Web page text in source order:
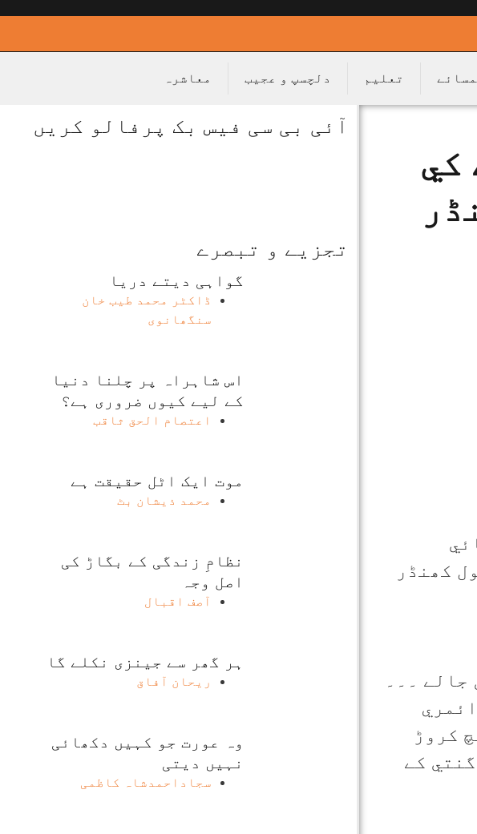
تعلیم دلچسپ و عجیب معاشرہ
کي
کھنڈر
۔۔۔
کروڑ
کے
آئی بی سی فیس بک پرفالو کریں
تجزیے و تبصرے
گواہی دیتے دریا
ڈاکٹر محمد طیب خان
سنگھانوی
اس شاہراہ پر چلنا دنیا
کے لیے کیوں ضروری ہے؟
اعتصام الحق ثاقب
موت ایک اٹل حقیقت ہے
محمد ذیشان بٹ
نظامِ زندگی کے بگاڑ کی
اصل وجہ
آصف اقبال
ہر گھر سے جینزی نکلے گا
ریحان آفاق
وہ عورت جو کہیں دکھائی
نہیں دیتی
سجاداحمدشاہ کاظمی